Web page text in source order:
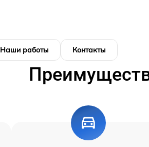
Наши работы Контакты